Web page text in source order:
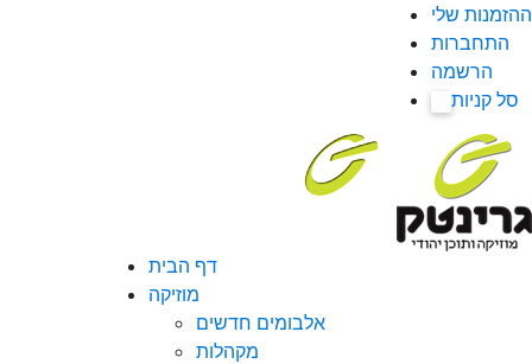
ההזמנות שלי
התחברות
הרשמה
סל קניות
דף הבית
מוזיקה
אלבומים חדשים
מקהלות